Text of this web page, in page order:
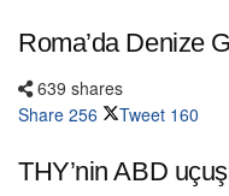
Roma’da Denize
639 shares
Share 256 Tweet 160
THY’nin ABD